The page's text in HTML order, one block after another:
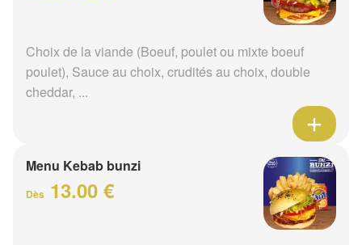
Choix de la viande (Boeuf, poulet ou mixte boeuf
poulet), Sauce au choix, crudités au choix, double
cheddar, ...
Menu Kebab bunzi
Dès 13.00 €